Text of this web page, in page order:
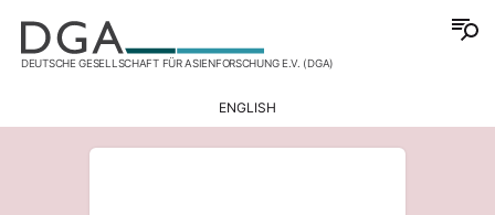
DEUTSCHE GESELLSCHAFT FÜR ASIENFORSCHUNG E.V. (DGA)
ENGLISH